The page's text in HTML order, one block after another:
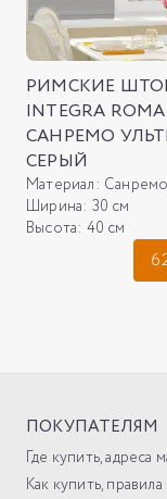
РИМСКИЕ
INTEGRA ROMA
САНРЕМО
СЕРЫЙ
Материал: Санремо
Ширина: 30 см
Высота: 40 см
ПОКУПАТЕЛЯМ
Где купить, адреса
Как купить,